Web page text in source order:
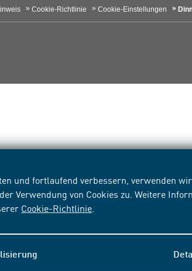
und fortlaufend verbessern, verwenden wir
Verwendung von Cookies zu. Weitere
Cookie-Richtlinie
Cookie-Richtlinie Cookie-Einstellungen